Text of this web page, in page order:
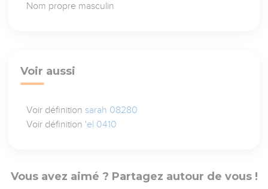
Nom propre masculin
Voir aussi
Voir définition sarah 08280
Voir définition 'el 0410
Vous avez aimé ? Partagez autour de vous !